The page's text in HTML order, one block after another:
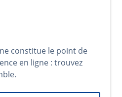
constitue le point de
en ligne : trouvez